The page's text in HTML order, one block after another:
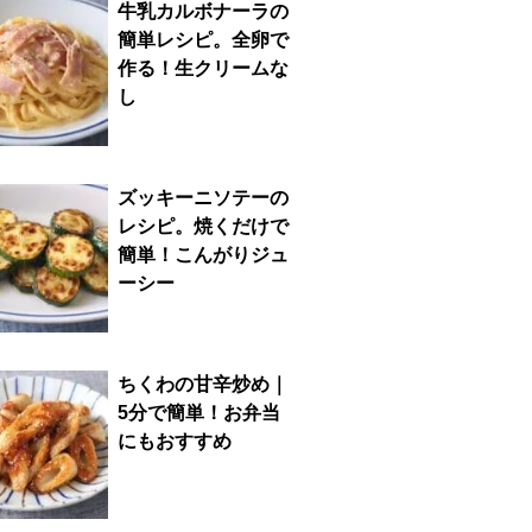
牛乳カルボナーラの
簡単レシピ。全卵で
作る！生クリームな
し
ズッキーニソテーの
レシピ。焼くだけで
簡単！こんがりジュ
ーシー
ちくわの甘辛炒め｜
5分で簡単！お弁当
にもおすすめ